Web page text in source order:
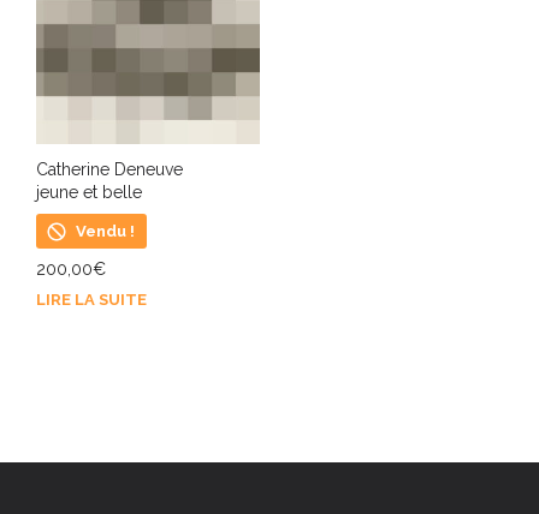
Catherine Deneuve
jeune et belle
Vendu !
200,00€
LIRE LA SUITE